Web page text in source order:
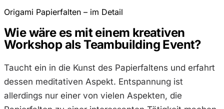
Origami Papierfalten – im Detail
Wie wäre es mit einem kreativen
Workshop als Teambuilding Event?
Taucht ein in die Kunst des Papierfaltens und erfahrt
dessen meditativen Aspekt. Entspannung ist
allerdings nur einer von vielen Aspekten, die